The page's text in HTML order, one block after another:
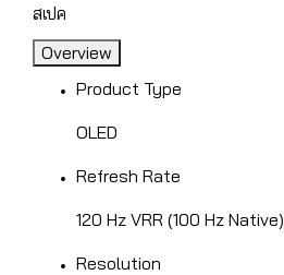
สเปค
Overview
Product Type
OLED
Refresh Rate
120 Hz VRR (100 Hz Native)
Resolution